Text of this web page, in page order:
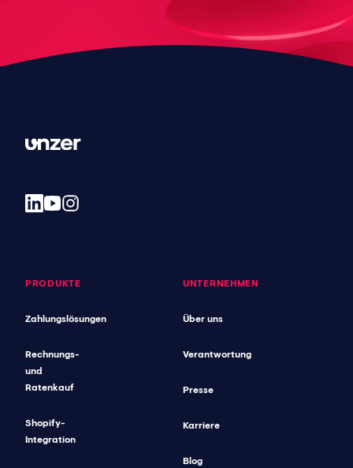
PRODUKTE
Zahlungslösungen
Rechnungs-
und
Ratenkauf
Shopify-
Integration
UNTERNEHMEN
Über uns
Verantwortung
Presse
Karriere
Blog